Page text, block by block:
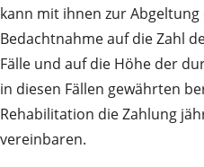
kann mit ihnen zur
Bedachtnahme auf die Zahl
Fälle und auf die Höhe der
in diesen Fällen gewährten
Rehabilitation die Zahlung
vereinbaren.